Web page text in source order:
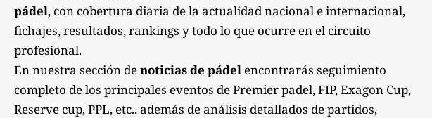
pádel, con cobertura diaria de la actualidad nacional e internacional,
fichajes, resultados, rankings y todo lo que ocurre en el circuito
profesional.
En nuestra sección denoticias de pádel encontrarás seguimiento
completo de los principales eventos de Premier padel, FIP, Exagon Cup,
Reserve cup, PPL, etc.. además de análisis detallados de partidos,